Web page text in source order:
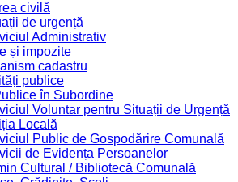
civilă
de urgență
Administrativ
și impozite
cadastru
publice
în Subordine
Voluntar pentru Situații de Urgență
Locală
Public de Gospodărire Comunală
de Evidența Persoanelor
Cultural / Bibliotecă Comunală